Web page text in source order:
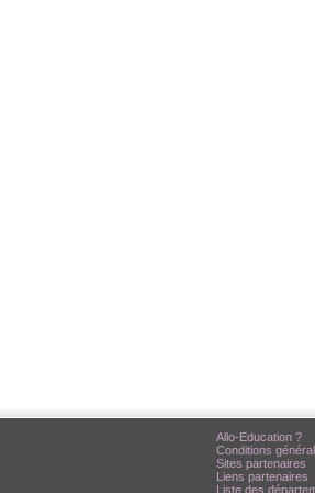
Allo-Education ?
Conditions
Sites partenaires
Liens partenaires
Liste des